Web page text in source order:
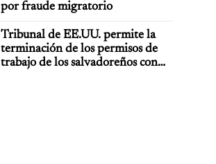
por fraude migratorio
Tribunal de EE.UU. permite la
terminación de los permisos de
trabajo de los salvadoreños con